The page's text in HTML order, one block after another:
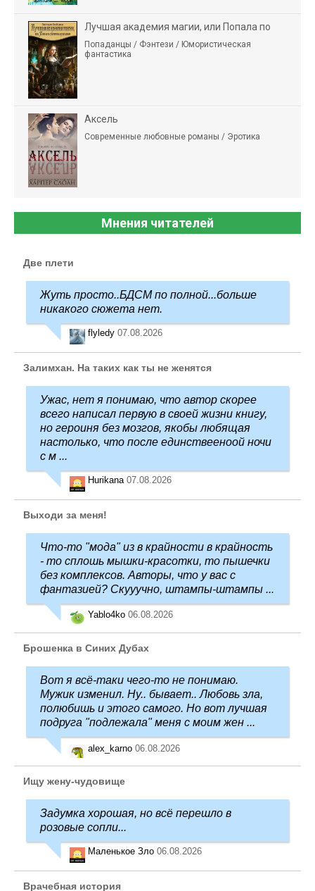
Лучшая академия магии, или Попала по
Попаданцы / Фэнтези / Юмористическая
фантастика
Аксель
Современные любовные романы / Эротика
Мнения читателей
Две плети
Жуть просто..БДСМ по полной...больше
никакого сюжета нет.
flyledy 07.08.2026
Залимхан. На таких как ты не женятся
Ужас, нет я понимаю, что автор скорее
всего написал первую в своей жизни книгу,
но героиня без мозгов, якобы любящая
настолько, что после единствееноой ночи
с м ...
Hurikana 07.08.2026
Выходи за меня!
Что-то "мода" из в крайности в крайность
- то сплошь мышки-красотки, то пышечки
без комплексов. Авторы, что у вас с
фантазией? Скууучно, штампы-штампы ...
Yablo4ko 06.08.2026
Брошенка в Синих Дубах
Вот я всё-таки чего-то не понимаю.
Мужик изменил. Ну.. бывает.. Любовь зла,
полюбишь и этого самого. Но вот лучшая
подруга "подлежала" меня с моим жен ...
alex_karno 06.08.2026
Ищу жену-чудовище
Задумка хорошая, но всё перешло в
розовые сопли...
Маленькое Зло 06.08.2026
Врачебная история